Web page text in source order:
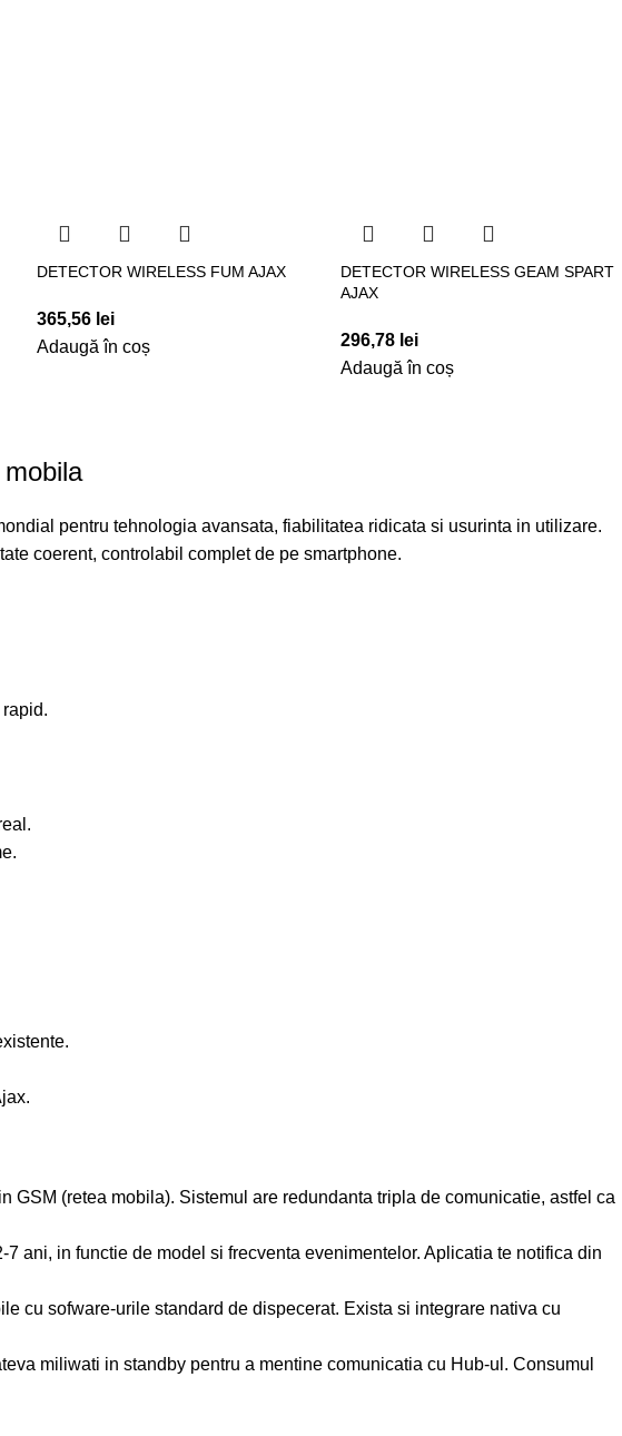
DETECTOR WIRELESS FUM AJAX
365,56 lei
Adaugă în coș
DETECTOR WIRELESS GEAM SPART
AJAX
296,78 lei
Adaugă în coș
pentru tehnologia avansata, fiabilitatea ridicata si usurinta in utilizare.
coerent, controlabil complet de pe smartphone.
GSM (retea mobila). Sistemul are redundanta tripla de comunicatie, astfel ca
ani, in functie de model si frecventa evenimentelor. Aplicatia te notifica din
cu sofware-urile standard de dispecerat. Exista si integrare nativa cu
miliwati in standby pentru a mentine comunicatia cu Hub-ul. Consumul